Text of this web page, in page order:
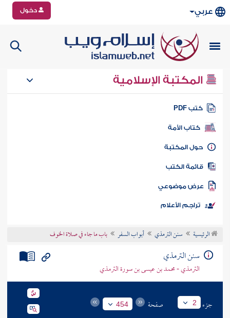
عربي دخول
المكتبة الإسلامية
كتب PDF
كتاب الأمة
المكتبة
الكتب
موضوعي
تراجم الأعلام
الرئيسية سنن الترمذي أبواب السفر باب ما جاء في صلاة الخوف
سنن الترمذي
الترمذي - محمد بن عيسى بن سورة الترمذي
جزء 2 صفحة 454